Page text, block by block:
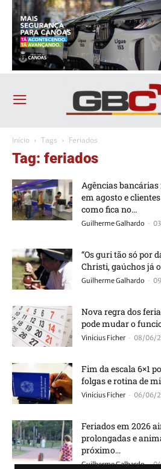
Início Tags Feriados
Tag: feriados
Agências
em agosto e
como fica no...
Guilherme Galhardo -
“Os guri tão só por
Christi, gaúchos já
Guilherme Galhardo -
Nova regra dos
pode mudar o
Vinicius Ficher - 08/06/
Fim da escala 6×1
folgas e rotina de
Vinicius Ficher - 06/06/
Feriados em 2026
prolongadas e
próximo...
Guilherme Galhardo -